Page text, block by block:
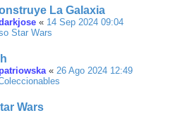
La Galaxia
« 14 Sep 2024 09:04
Star Wars
patriowska « 26 Ago 2024 12:49
Wars